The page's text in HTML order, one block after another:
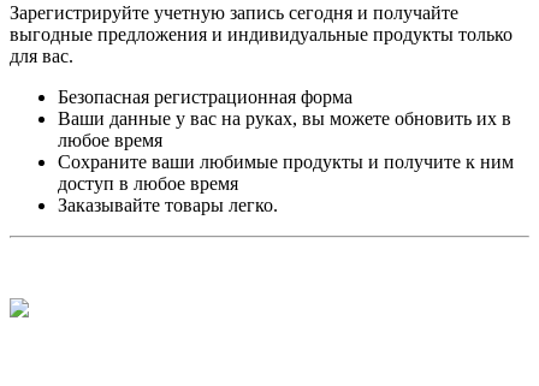
Зарегистрируйте учетную запись сегодня и получайте
выгодные предложения и индивидуальные продукты только
для вас.
Безопасная регистрационная форма
Ваши данные у вас на руках, вы можете обновить их в
любое время
Сохраните ваши любимые продукты и получите к ним
доступ в любое время
Заказывайте товары легко.